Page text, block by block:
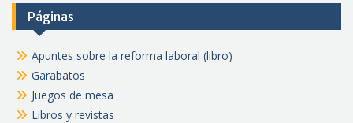
Páginas
Apuntes sobre la reforma laboral (libro)
Garabatos
Juegos de mesa
Libros y revistas